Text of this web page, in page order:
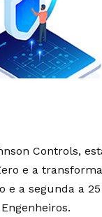
Controls,
e a
e a segunda a